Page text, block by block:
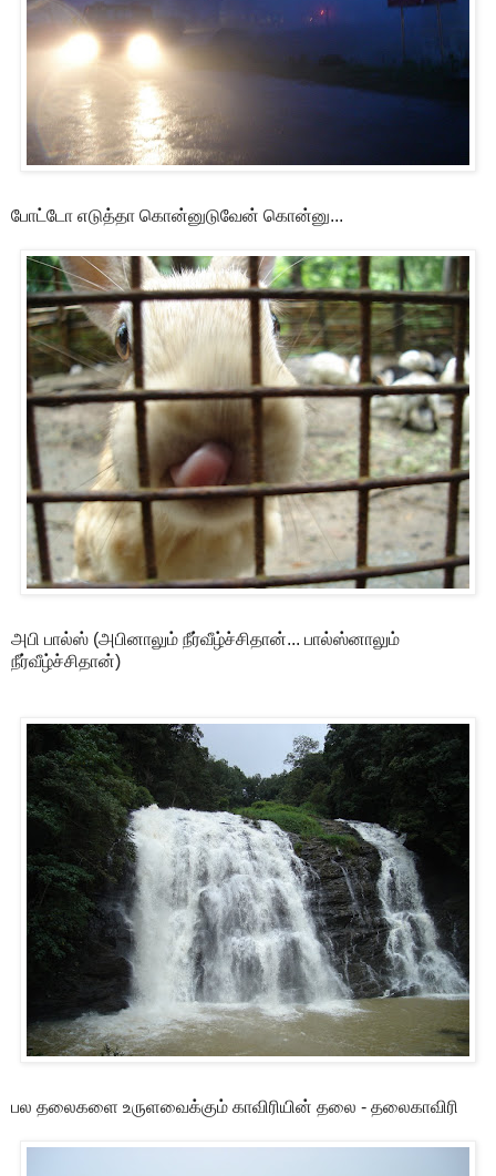
போட்டோ எடுத்தா கொன்னுடுவேன் கொன்னு...
அபி பால்ஸ் (அபினாலும் நீர்வீழ்ச்சிதான்... பால்ஸ்னாலும்
நீர்வீழ்ச்சிதான்)
பல தலைகளை உருளவைக்கும் காவிரியின் தலை - தலைகாவிரி